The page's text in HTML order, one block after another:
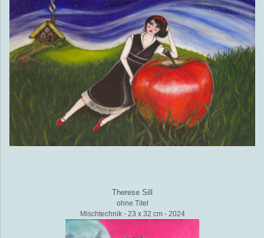
Therese Sill
ohne Titel
Mischtechnik - 23 x 32 cm - 2024